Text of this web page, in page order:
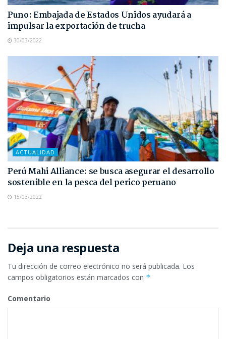
Puno: Embajada de Estados Unidos ayudará a
impulsar la exportación de trucha
30/03/2022
ACTUALIDAD
Perú Mahi Alliance: se busca asegurar el desarrollo
sostenible en la pesca del perico peruano
15/03/2022
Deja una respuesta
Tu dirección de correo electrónico no será publicada. Los
campos obligatorios están marcados con *
Comentario